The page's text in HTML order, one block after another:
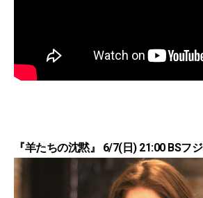
『羊たちの沈黙』 6/7(日) 21:00 BSフジ